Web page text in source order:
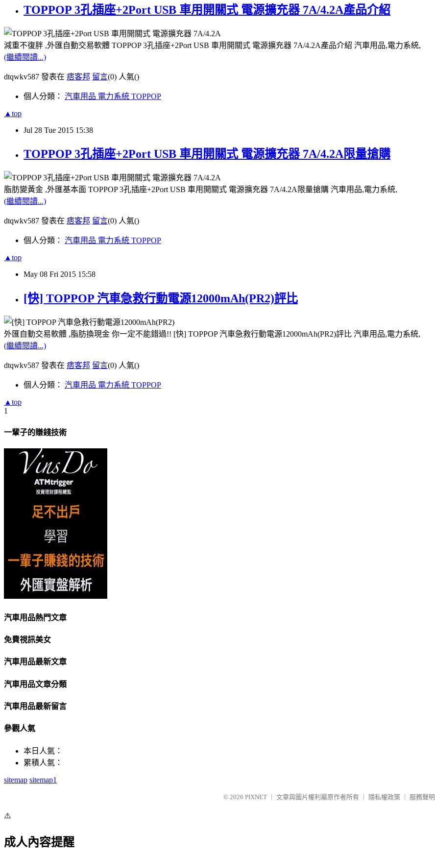
TOPPOP 3孔插座+2Port USB 車用開關式 電源擴充器 7A/4.2A產品介紹
減重不復胖 ,外匯自動交易軟體 TOPPOP 3孔插座+2Port USB 車用開關式 電源擴充器 7A/4.2A產品介紹 汽車用品,電力系統,
(繼續閱讀...)
dtqwkv587 發表在 痞客邦 留言(0) 人氣()
個人分類： 汽車用品 電力系統 TOPPOP
▲top
Jul 28 Tue 2015 15:38
TOPPOP 3孔插座+2Port USB 車用開關式 電源擴充器 7A/4.2A限量搶購
脂肪變黃金 ,外匯基本面 TOPPOP 3孔插座+2Port USB 車用開關式 電源擴充器 7A/4.2A限量搶購 汽車用品,電力系統,
(繼續閱讀...)
dtqwkv587 發表在 痞客邦 留言(0) 人氣()
個人分類： 汽車用品 電力系統 TOPPOP
▲top
May 08 Fri 2015 15:58
[快] TOPPOP 汽車急救行動電源12000mAh(PR2)評比
外匯自動交易軟體 ,脂肪換現金 你一定不能錯過!! [快] TOPPOP 汽車急救行動電源12000mAh(PR2)評比 汽車用品,電力系統,
(繼續閱讀...)
dtqwkv587 發表在 痞客邦 留言(0) 人氣()
個人分類： 汽車用品 電力系統 TOPPOP
▲top
1
一輩子的賺錢技術
汽車用品熱門文章
免費視訊美女
汽車用品最新文章
汽車用品文章分類
汽車用品最新留言
參觀人氣
本日人氣：
累積人氣：
sitemap sitemap1
© 2026 PIXNET 文章與圖片權利屬原作者所有 隱私權政策 服務聲明
⚠️
成人內容提醒